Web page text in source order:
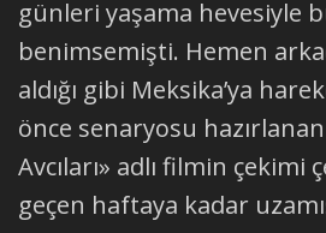
günleri yaşama hevesiyle
benimsemişti. Hemen
aldığı gibi Meksika’ya
önce senaryosu hazırlanan
Avcıları» adlı filmin çekimi
geçen haftaya kadar